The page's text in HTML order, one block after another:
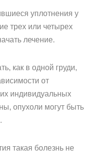
уплотнения у
трех или четырех
лечение.
как в одной груди,
от
индивидуальных
опухоли могут быть
такая болезнь не